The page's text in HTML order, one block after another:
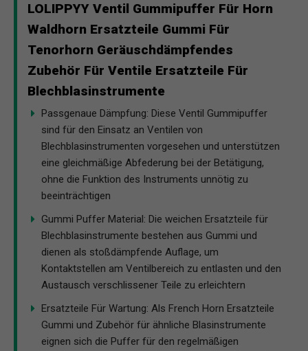
LOLIPPYY Ventil Gummipuffer Für Horn
Waldhorn Ersatzteile Gummi Für
Tenorhorn Geräuschdämpfendes
Zubehör Für Ventile Ersatzteile Für
Blechblasinstrumente
Passgenaue Dämpfung: Diese Ventil Gummipuffer
sind für den Einsatz an Ventilen von
Blechblasinstrumenten vorgesehen und unterstützen
eine gleichmäßige Abfederung bei der Betätigung,
ohne die Funktion des Instruments unnötig zu
beeinträchtigen
Gummi Puffer Material: Die weichen Ersatzteile für
Blechblasinstrumente bestehen aus Gummi und
dienen als stoßdämpfende Auflage, um
Kontaktstellen am Ventilbereich zu entlasten und den
Austausch verschlissener Teile zu erleichtern
Ersatzteile Für Wartung: Als French Horn Ersatzteile
Gummi und Zubehör für ähnliche Blasinstrumente
eignen sich die Puffer für den regelmäßigen